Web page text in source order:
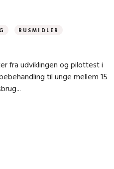
RUSMIDLER
fra udviklingen og pilottest i
til unge mellem 15